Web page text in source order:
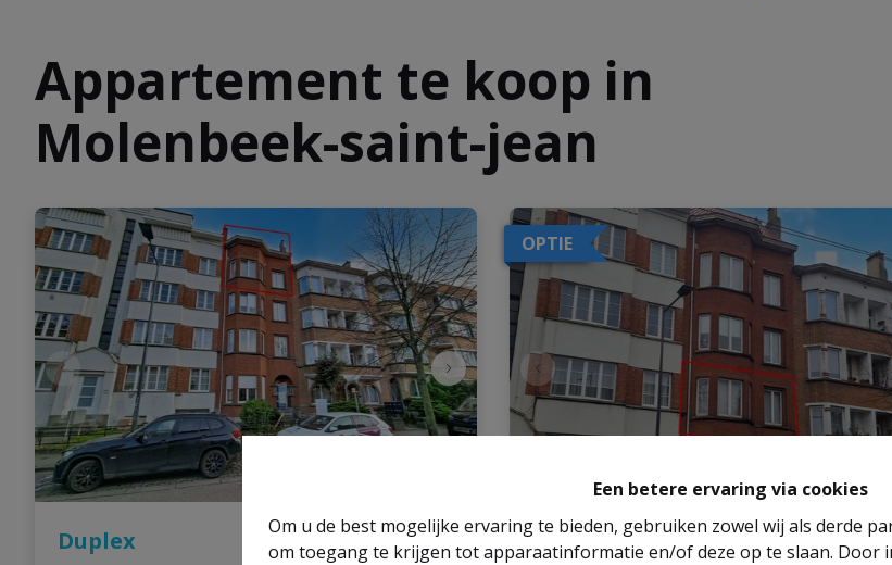
Een betere ervaring via cookies
Om u de best mogelijke ervaring te bieden, gebruiken zowel wij als derde
om toegang te krijgen tot apparaatinformatie en/of deze op te slaan. Door
Appartement te koop in
Molenbeek-saint-jean
Duplex
OPTIE
Appartement